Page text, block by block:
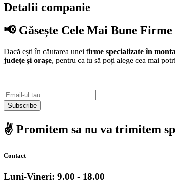
Detalii companie
📢 Găsește Cele Mai Bune
Dacă ești în căutarea unei firme specializate în
județe și orașe, pentru ca tu să poți alege cea mai
Subscribe
✌️ Promitem sa nu va trimitem
Contact
Luni-Vineri: 9.00 - 18.00